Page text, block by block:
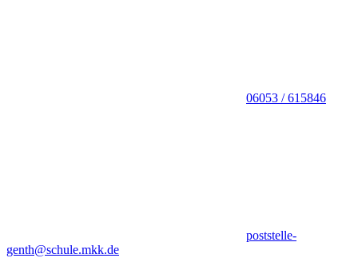
06053 / 615846
poststelle-
genth@schule.mkk.de